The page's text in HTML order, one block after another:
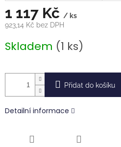
1 117 Kč / ks
923,14 Kč bez DPH
cena:
Skladem (1 ks)
Přidat do košíku
Detailní informace